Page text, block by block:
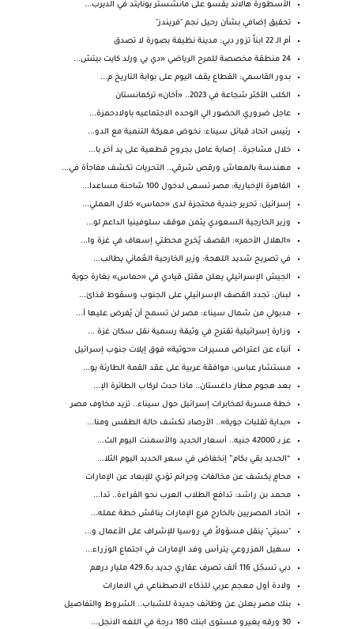
الأسطورة هالاند يقسو على مانشستر يونايتد في الديرب...
تحقيق إضافي بشأن رحيل نجم "فريندز"
أم الـ 22 ابناً تزور دبي: مدينة نظيفة بصورة لا تصدق
24 منطقة مخصصة للمرح الرياضي «دي بي ورلد كايت بيتش...
بدور القاسمي: القطاع يقف اليوم على بوابة التاريخ م...
الكلب الأكثر شجاعة في 2023.. «أخان» تركمانستان
عاجل ضروري الحضور الي الوحده الاجتماعيه باولادحمزة...
رئيس اتحاد قبائل سيناء: نخوض معركة التنمية مع الدو...
خلال مشاجرة.. إصابة عامل بجروح قطعية على يد آخر با...
مهندسة بالمعاش ورقص شرقي.. التحريات تكشف مفاجأة في...
القاهرة الإخبارية: مصر تسعى لدخول 100 شاحنة مساعدا...
إسرائيل: تحرير جندية محتجزة لدى «حماس» خلال العملي...
وزير الخارجية السعودي يثمن موقف سلوفينيا الداعم لو...
«الهلال الأحمر»: القصف يُخرج محطتي إسعاف في غزة وا...
في تصريح شديد اللهجة: وزير الخارجية العُماني يطالب...
الجيش الإسرائيلي يعلن مقتل قيادي في «حماس» بغارة جوية
لبنان: تجدد القصف الإسرائيلي على الجنوب وسقوط قذائ...
مدبولي من شمال سيناء: مصر لن تسمح أن يُفرض عليها أ...
وزارة إسرائيلية تقترح في وثيقة رسمية نقل سكان غزة ...
أنباء عن اعتراض مسيرات «حوثية» فوق إيلات جنوب إسرائيل
مستشار عباس: موافقة عربية على عقد القمة الطارئة يو...
بعد هجوم مطار داغستان.. ماذا حدث لركاب الطائرة الإ...
خطة مسربة لمخابرات إسرائيل حول سيناء.. تزيد مخاوف مصر
«بداية تقلبات جوية».. الأرصاد تكشف حالة الطقس ومنا...
عز بـ 42000 جنيه.. أسعار الحديد والأسمنت اليوم الث...
“الحديد بقي بكام” إنخفاض في سعر الحديد اليوم الثلا...
محامٍ يكشف عن مخالفات وجرائم تؤدي للإبعاد عن الإمارات
محمد بن راشد: تدافع الطلاب العرب نحو القراءة.. تدا...
اتحاد المصريين بالخارج فرع الإمارات يناقش خطة عمله...
"سيتي" ينقل مسؤولاً في روسيا للإشراف على الأعمال و...
سهيل المزروعي يترأس وفد الإمارات في اجتماع الوزراء...
دبي تسجّل 116 ألف تصرف عقاري جديد بـ429.6 مليار درهم
ولادة أول معجم عربي للذكاء الاصطناعي في الامارات
بنك مصر يعلن عن وظائف جديدة للشباب.. الشروط والتفاصيل
30 ورقه يغيرو مستوى ابنك 180 درجة في اللغه الانجل...